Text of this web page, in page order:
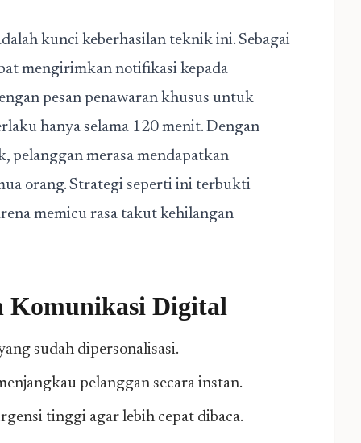
kunci keberhasilan teknik ini. Sebagai
mengirimkan notifikasi kepada
pesan penawaran khusus untuk
hanya selama 120 menit. Dengan
pelanggan merasa mendapatkan
orang. Strategi seperti ini terbukti
memicu rasa takut kehilangan
Komunikasi Digital
sudah dipersonalisasi.
pelanggan secara instan.
tinggi agar lebih cepat dibaca.